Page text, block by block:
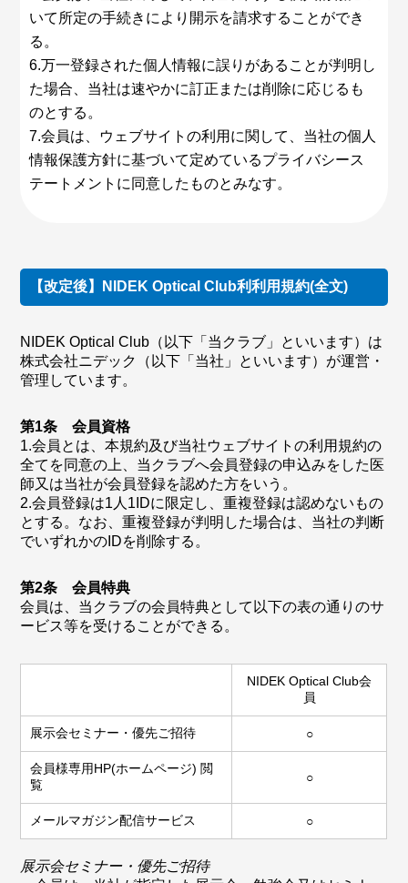
いて所定の手続きにより開示を請求することができ
る。
6.万一登録された個人情報に誤りがあることが判明し
た場合、当社は速やかに訂正または削除に応じるも
のとする。
7.会員は、ウェブサイトの利用に関して、当社の個人
情報保護方針に基づいて定めているプライバシース
テートメントに同意したものとみなす。
【改定後】NIDEK Optical Club利利用規約(全文)
NIDEK Optical Club（以下「当クラブ」といいます）は
株式会社ニデック（以下「当社」といいます）が運営・
管理しています。
第1条 会員資格
1.会員とは、本規約及び当社ウェブサイトの利用規約の
全てを同意の上、当クラブへ会員登録の申込みをした医
師又は当社が会員登録を認めた方をいう。
2.会員登録は1人1IDに限定し、重複登録は認めないもの
とする。なお、重複登録が判明した場合は、当社の判断
でいずれかのIDを削除する。
第2条 会員特典
会員は、当クラブの会員特典として以下の表の通りのサ
ービス等を受けることができる。
NIDEK Optical Club会
員
展示会セミナー・優先ご招待 ○
会員様専用HP(ホームページ) 閲
覧
○
メールマガジン配信サービス ○
展示会セミナー・優先ご招待